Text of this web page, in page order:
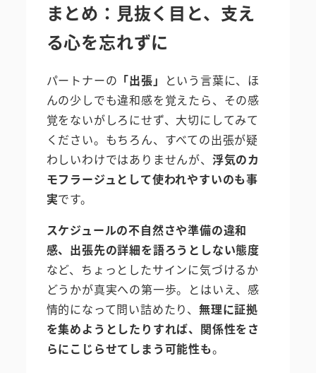
まとめ：見抜く目と、支え
る心を忘れずに
パートナーの 「出張」 という言葉に、ほ
んの少しでも違和感を覚えたら、その感
覚をないがしろにせず、大切にしてみて
ください。もちろん、すべての出張が疑
わしいわけではありませんが、 浮気のカ
モフラージュとして使われやすいのも事
実です。
スケジュールの不自然さや準備の違和
感、出張先の詳細を語ろうとしない態度
など、ちょっとしたサインに気づけるか
どうかが真実への第一歩。とはいえ、感
情的になって問い詰めたり、 無理に証拠
を集めようとしたりすれば、関係性をさ
らにこじらせてしまう可能性も。